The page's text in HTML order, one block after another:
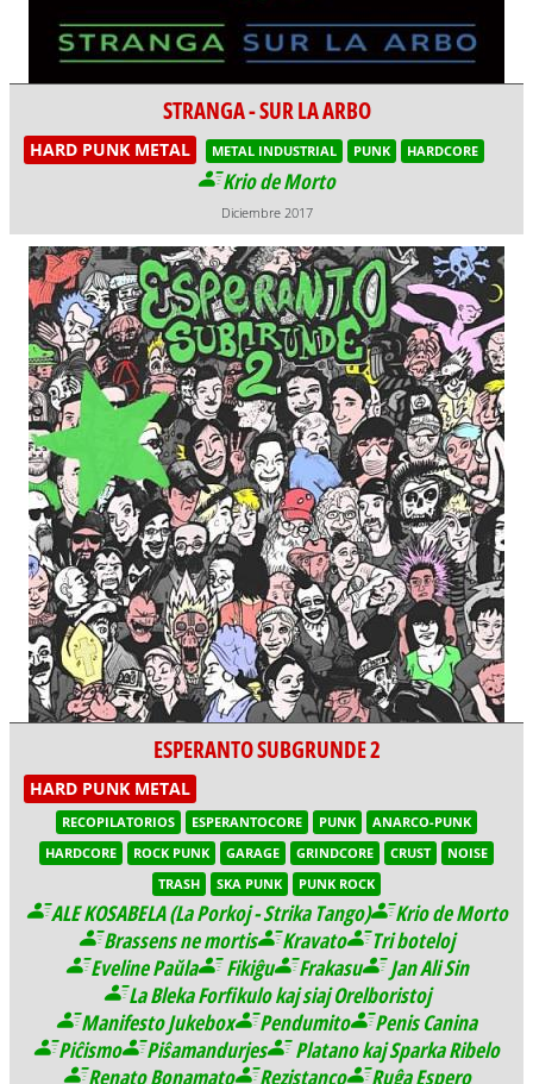
STRANGA - SUR LA ARBO
HARD PUNK METAL METAL INDUSTRIAL PUNK HARDCORE
Krio de Morto
Diciembre 2017
ESPERANTO SUBGRUNDE 2
HARD PUNK METAL
RECOPILATORIOS ESPERANTOCORE PUNK
ANARCO-PUNK
HARDCORE
ROCK PUNK GARAGE GRINDCORE CRUST
NOISE
TRASH
SKA PUNK PUNK ROCK
ALE KOSABELA (La Porkoj - Strika Tango)
Krio de Morto
Brassens ne mortis
Kravato
Tri boteloj
Eveline Paŭla
Fikiĝu Frakasu
Jan Ali Sin
La Bleka Forfikulo kaj siaj Orelboristoj
Manifesto Jukebox
Pendumito
Penis Canina
Piĉismo
Piŝamandurjes
Platano kaj Sparka Ribelo
Renato Bonamato
Rezistanco
Ruĝa Espero